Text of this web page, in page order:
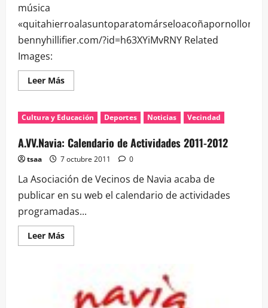
música
«quitahierroalasuntoparatomárseloacoñapornollorar»:
bennyhillifier.com/?id=h63XYiMvRNY Related
Images:
Leer MásLeer
más
Línea
Contínua…
thriller
automovilístico
Cultura y Educación Deportes Noticias Vecindad
A.VV.Navia: Calendario de Actividades 2011-2012
tsaa 7 octubre 2011 0
La Asociación de Vecinos de Navia acaba de
publicar en su web el calendario de actividades
programadas...
Leer MásLeer
más
Actividades
2011-